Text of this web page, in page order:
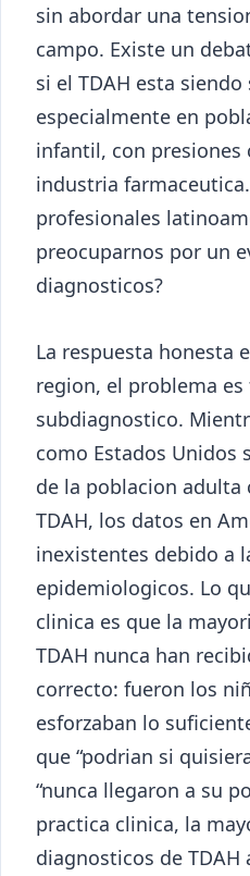
sin abordar una
campo. Existe un
si el TDAH esta
especialmente en
infantil, con presiones
industria
profesionales
preocuparnos por un
diagnosticos?
La respuesta honesta
region, el problema
subdiagnostico.
como Estados Unidos
de la poblacion
TDAH, los datos en
inexistentes debido a
epidemiologicos. Lo
clinica es que la
TDAH nunca han
correcto: fueron los
esforzaban lo
que “podrian si
“nunca llegaron a su
practica clinica, la
diagnosticos de TDAH